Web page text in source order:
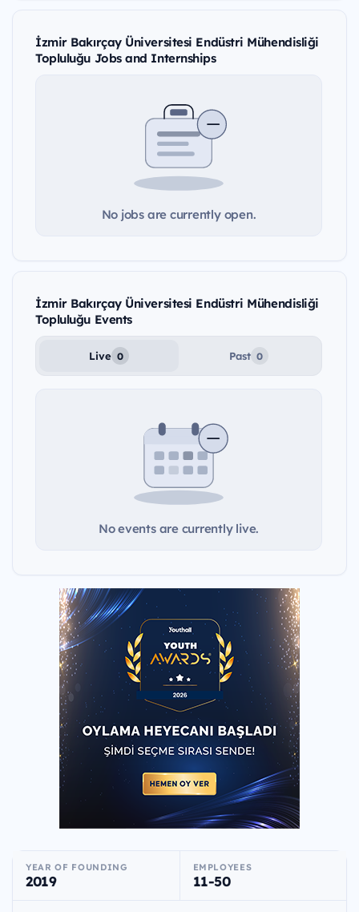
İzmir Bakırçay Üniversitesi Endüstri Mühendisliği
Topluluğu Jobs and Internships
No jobs are currently open.
İzmir Bakırçay Üniversitesi Endüstri Mühendisliği
Topluluğu Events
Live 0 Past 0
No events are currently live.
YEAR OF FOUNDING
2019
EMPLOYEES
11-50